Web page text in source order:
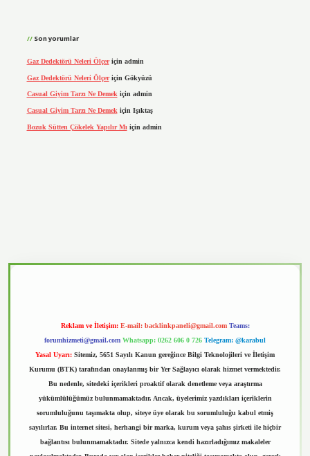
Son yorumlar
Gaz Dedektörü Neleri Ölçeriçin admin
Gaz Dedektörü Neleri Ölçeriçin Gökyüzü
Casual Giyim Tarzı Ne Demekiçin admin
Casual Giyim Tarzı Ne Demek için Işıktaş
Bozuk Sütten Çökelek Yapılır Mı için admin
Reklam ve İletişim: E-mail: backlinkpaneli@gmail.com Teams:
forumhizmeti@gmail.com Whatsapp: 0262 606 0 726 Telegram: @karabul
Yasal Uyarı: Sitemiz, 5651 Sayılı Kanun gereğince Bilgi Teknolojileri ve İletişim
Kurumu (BTK) tarafından onaylanmış bir Yer Sağlayıcı olarak hizmet vermektedir.
Bu nedenle, sitedeki içerikleri proaktif olarak denetleme veya araştırma
yükümlülüğümüz bulunmamaktadır. Ancak, üyelerimiz yazdıkları içeriklerin
sorumluluğunu taşımakta olup, siteye üye olarak bu sorumluluğu kabul etmiş
sayılırlar. Bu internet sitesi, herhangi bir marka, kurum veya şahıs şirketi ile hiçbir
bağlantısı bulunmamaktadır. Sitede yalnızca kendi hazırladığımız makaleler